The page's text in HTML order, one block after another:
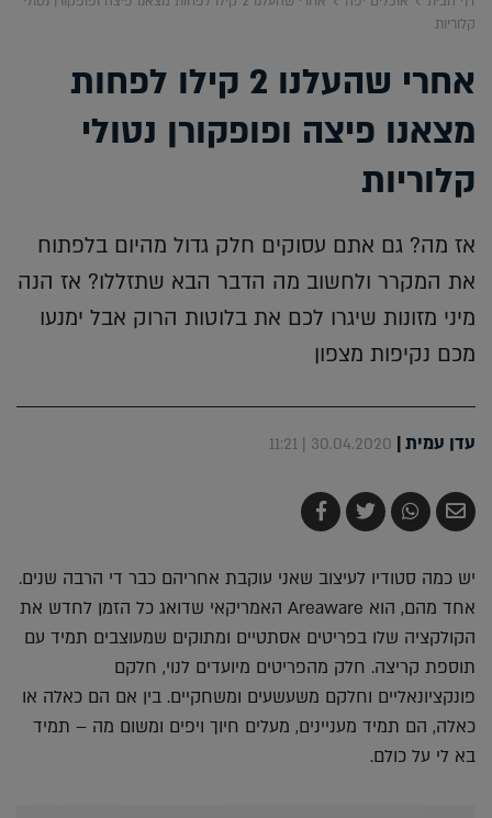
קלוריות
אחרי שהעלנו 2 קילו לפחות
מצאנו פיצה ופופקורן נטולי
קלוריות
אז מה? גם אתם עסוקים חלק גדול מהיום בלפתוח
את המקרר ולחשוב מה הדבר הבא שתזללו? אז הנה
מיני מזונות שיגרו לכם את בלוטות הרוק אבל ימנעו
מכם נקיפות מצפון
עדן עמית|
30.04.2020 | 11:21
שלח
בדואר
שתף
ב-
צייץ
ב-
שתף
ב-
יש כמה סטודיו לעיצוב שאני עוקבת אחריהם כבר די הרבה שנים.
אחד מהם, הוא Areaware האמריקאי שדואג כל הזמן לחדש את
הקולקציה שלו בפריטים אסתטיים ומתוקים שמעוצבים תמיד עם
תוספת קריצה. חלק מהפריטים מיועדים לנוי, חלקם
פונקציונאליים וחלקם משעשעים ומשחקיים. בין אם הם כאלה או
כאלה, הם תמיד מעניינים, מעלים חיוך ויפים ומשום מה – תמיד
בא לי על כולם.